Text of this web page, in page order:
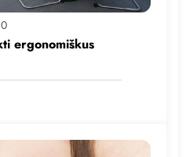
0
ergonomiškus